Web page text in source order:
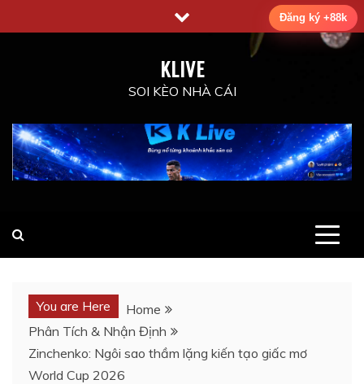
to
KLIVE
SOI KÈO NHÀ CÁI
You are Here
Home
Phân Tích & Nhận Định
Zinchenko: Ngôi sao thầm lặng kiến tạo giấc mơ
World Cup 2026
Đăng ký +88k